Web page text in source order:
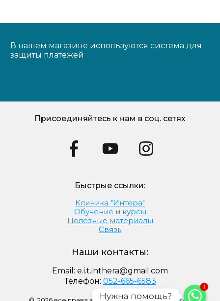
В нашем магазине используются система для
защиты платежей
Наши контакты:
Email: e.i.t.inthera@gmail.com
Телефон: 052-665-6583
Быстрые ссылки:
Клиника "Интера"
Обучение и курсы
Полезные материалы
Связь
Присоединяйтесь к нам в соц. сетях
1
Нужна помощь?